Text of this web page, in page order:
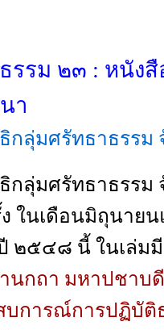
รรม ๒๓ : หนัง
า
กลุ่มศรัทธาธรรม
กลุ่มศรัทธาธรร
ในเดือนมิถุนาย
๒๕๔๘ นี้ ในเล่มมี
นกถา มหาปชาบ
บการณ์การปฏิบัติ